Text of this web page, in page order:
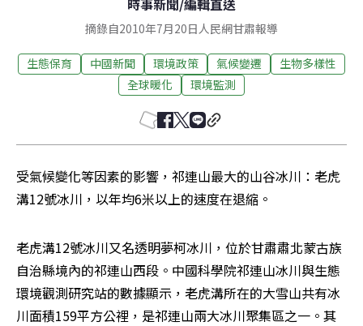
時事新聞/編輯直送
摘錄自2010年7月20日人民網甘肅報導
生態保育 中國新聞 環境政策 氣候變遷
生物多樣性
全球暖化
環境監測
受氣候變化等因素的影響，祁連山最大的山谷冰川：老虎
溝12號冰川，以年均6米以上的速度在退縮。
老虎溝12號冰川又名透明夢柯冰川，位於甘肅肅北蒙古族
自治縣境內的祁連山西段。中國科學院祁連山冰川與生態
環境觀測研究站的數據顯示，老虎溝所在的大雪山共有冰
川面積159平方公裡，是祁連山兩大冰川聚集區之一。其